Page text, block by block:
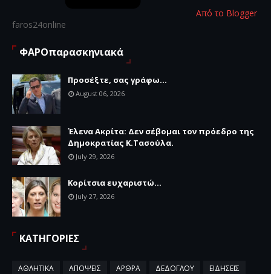
Από το Blogger
faros24online
ΦΑΡΟπαρασκηνιακά
Προσέξτε, σας γράφω...
August 06, 2026
Έλενα Ακρίτα: Δεν σέβομαι τον πρόεδρο της
Δημοκρατίας Κ.Τασούλα.
July 29, 2026
Κορίτσια ευχαριστώ...
July 27, 2026
ΚΑΤΗΓΟΡΙΕΣ
ΑΘΛΗΤΙΚΑ ΑΠΟΨΕΙΣ ΑΡΘΡΑ ΔΕΔΟΓΛΟΥ
ΕΙΔΗΣΕΙΣ